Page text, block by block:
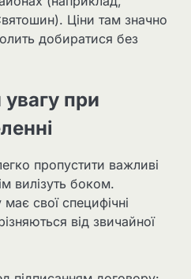
Ціни там значно
добиратися без
при
пропустити важливі
вилізуть боком.
свої специфічні
від звичайної